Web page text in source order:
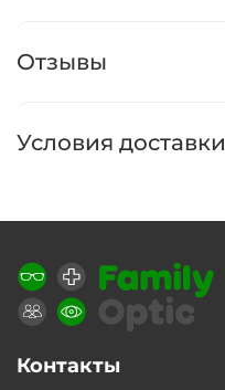
Отзывы
Условия доставки
Контакты